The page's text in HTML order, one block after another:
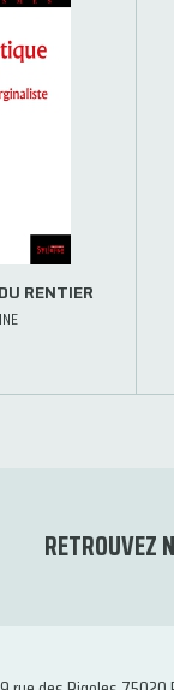
RENTIER
RETROUVEZ